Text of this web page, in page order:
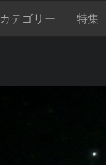
カテゴリー 特集